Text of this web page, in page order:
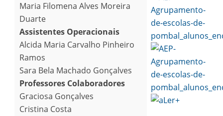
Maria Filomena Alves Moreira
Duarte
Assistentes Operacionais
Alcida Maria Carvalho Pinheiro
Ramos
Sara Bela Machado Gonçalves
Professores Colaboradores
Graciosa Gonçalves
Cristina Costa